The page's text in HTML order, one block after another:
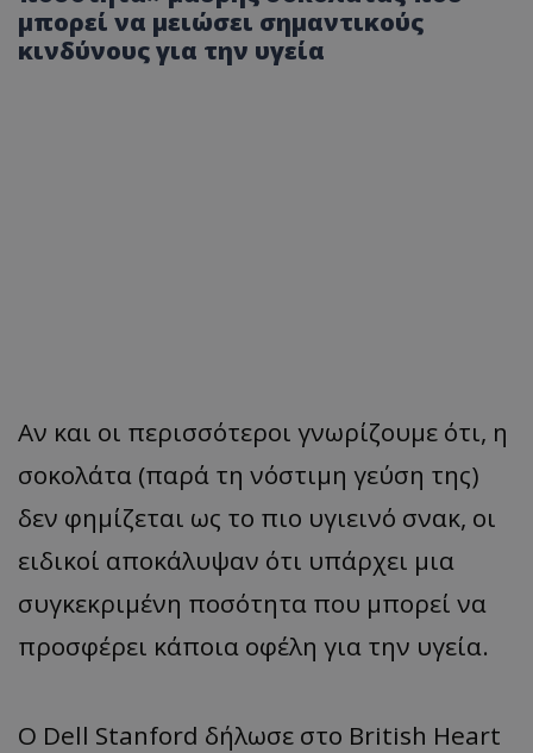
μπορεί να μειώσει σημαντικούς
κινδύνους για την υγεία
Αν και οι περισσότεροι γνωρίζουμε ότι, η
σοκολάτα (παρά τη νόστιμη γεύση της)
δεν φημίζεται ως το πιο υγιεινό σνακ, οι
ειδικοί αποκάλυψαν ότι υπάρχει μια
συγκεκριμένη ποσότητα που μπορεί να
προσφέρει κάποια οφέλη για την υγεία.
Ο Dell Stanford δήλωσε στο British Heart